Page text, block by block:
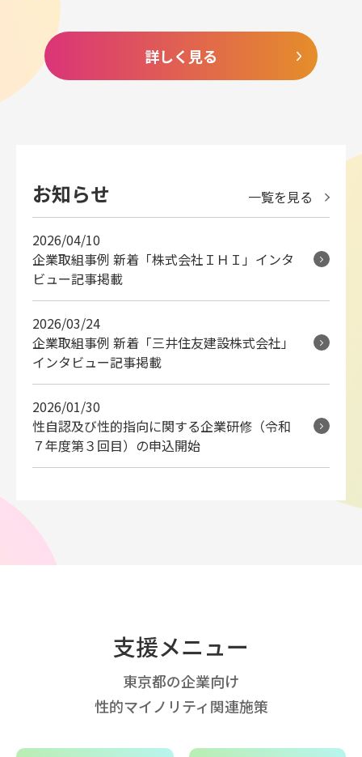
詳しく見る
お知らせ 一覧を見る
2026/04/10
企業取組事例 新着「株式会社ＩＨＩ」インタ
ビュー記事掲載
2026/03/24
企業取組事例 新着「三井住友建設株式会社」
インタビュー記事掲載
2026/01/30
性自認及び性的指向に関する企業研修（令和
７年度第３回目）の申込開始
支援メニュー
東京都の企業向け
性的マイノリティ関連施策